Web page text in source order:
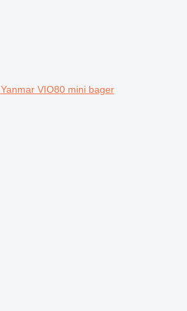
Yanmar VIO80 mini bager